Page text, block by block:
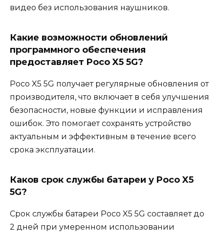
видео без использования наушников.
Какие возможности обновлений
программного обеспечения
предоставляет Poco X5 5G?
Poco X5 5G получает регулярные обновления от
производителя, что включает в себя улучшения
безопасности, новые функции и исправления
ошибок. Это помогает сохранять устройство
актуальным и эффективным в течение всего
срока эксплуатации.
Каков срок службы батареи у Poco X5
5G?
Срок службы батареи Poco X5 5G составляет до
2 дней при умеренном использовании